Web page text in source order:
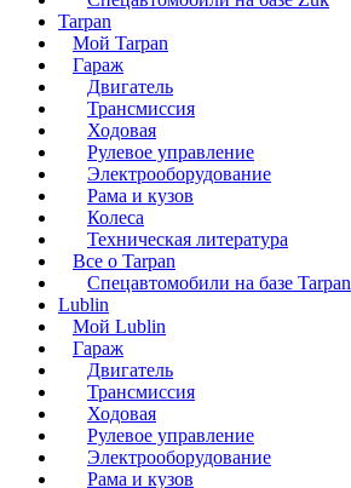
Tarpan
Мой Tarpan
Гараж
Двигатель
Трансмиссия
Ходовая
Рулевое управление
Электрооборудование
Рама и кузов
Колеса
Техническая литература
Все о Tarpan
Спецавтомобили на базе Tarpan
Lublin
Мой Lublin
Гараж
Двигатель
Трансмиссия
Ходовая
Рулевое управление
Электрооборудование
Рама и кузов